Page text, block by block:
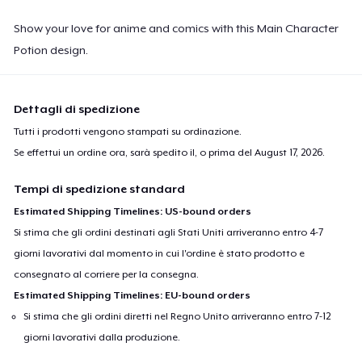
Show your love for anime and comics with this Main Character
Potion design.
Dettagli di spedizione
Tutti i prodotti vengono stampati su ordinazione.
Se effettui un ordine ora, sarà spedito il, o prima delAugust 17, 2026
Tempi di spedizione standard
Estimated Shipping Timelines: US-bound orders
Si stima che gli ordini destinati agli Stati Uniti arriveranno entro 4-7
giorni lavorativi dal momento in cui l'ordine è stato prodotto e
consegnato al corriere per la consegna.
Estimated Shipping Timelines: EU-bound orders
Si stima che gli ordini diretti nel Regno Unito arriveranno entro 7-12
giorni lavorativi dalla produzione.